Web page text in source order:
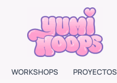
WORKSHOPS PROYECTOS